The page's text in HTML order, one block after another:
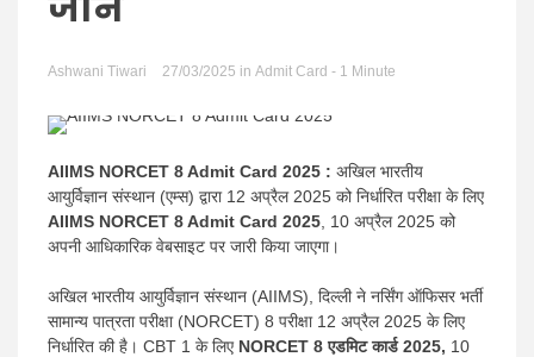
News
Ashwani Tiwari 27/03/2025 in Admit Card - 1 Minute
AIIMS NORCET 8 Admit Card 2025 : अखिल भारतीय
आयुर्विज्ञान संस्थान (एम्स) द्वारा 12 अप्रैल 2025 को निर्धारित परीक्षा के लिए
AIIMS NORCET 8 Admit Card 2025 , 10 अप्रैल 2025 को
अपनी आधिकारिक वेबसाइट पर जारी किया जाएगा।
अखिल भारतीय आयुर्विज्ञान संस्थान (AIIMS), दिल्ली ने नर्सिंग ऑफिसर भर्ती
सामान्य पात्रता परीक्षा (NORCET) 8 परीक्षा 12 अप्रैल 2025 के लिए
निर्धारित की है। CBT 1 के लिए NORCET 8 एडमिट कार्ड 2025, 10